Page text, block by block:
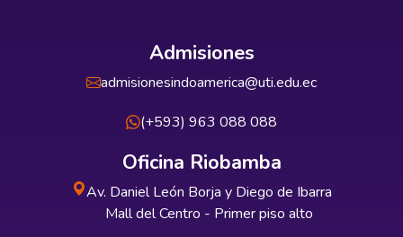
Admisiones
admisionesindoamerica@uti.edu.ec
(+593) 963 088 088
Oficina Riobamba
Av. Daniel León Borja y Diego de Ibarra
Mall del Centro - Primer piso alto